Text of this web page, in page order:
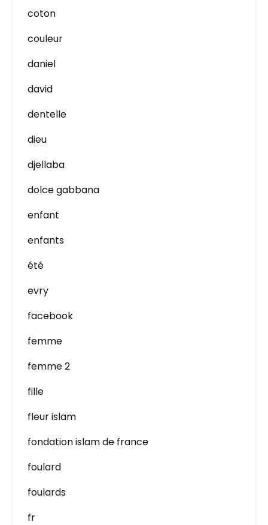
coton
couleur
daniel
david
dentelle
dieu
djellaba
dolce gabbana
enfant
enfants
été
evry
facebook
femme
femme 2
fille
fleur islam
fondation islam de france
foulard
foulards
fr